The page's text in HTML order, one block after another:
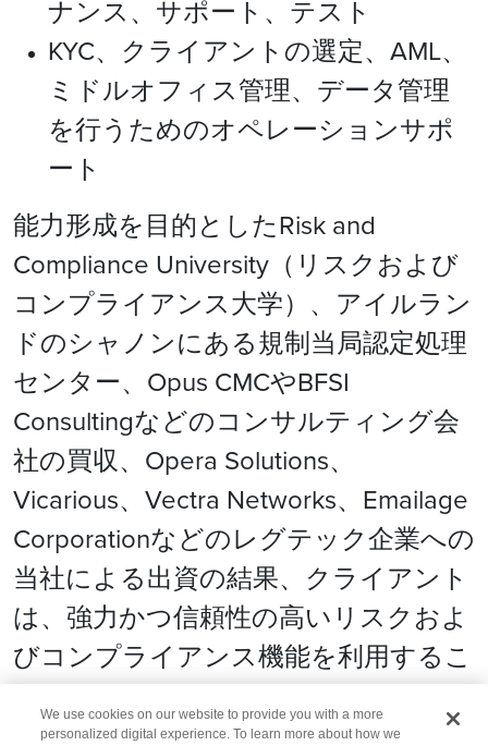
ナンス、サポート、テスト
KYC、クライアントの選定、AML、
ミドルオフィス管理、データ管理
を行うためのオペレーションサポ
ート
能力形成を目的としたRisk and
Compliance University（リスクおよび
コンプライアンス大学）、アイルラン
ドのシャノンにある規制当局認定処理
センター、Opus CMCやBFSI
Consultingなどのコンサルティング会
社の買収、Opera Solutions、
Vicarious、Vectra Networks、Emailage
Corporationなどのレグテック企業への
当社による出資の結果、クライアント
は、強力かつ信頼性の高いリスクおよ
びコンプライアンス機能を利用するこ
とができます。
We use cookies on our website to provide you with a more
personalized digital experience. To learn more about how we